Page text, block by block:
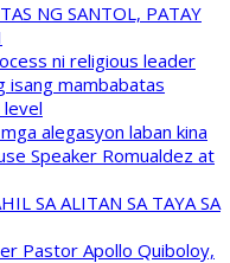
NG SANTOL, PATAY
ni religious leader
isang mambabatas
level
alegasyon laban kina
Speaker Romualdez at
SA ALITAN SA TAYA SA
Pastor Apollo Quiboloy,